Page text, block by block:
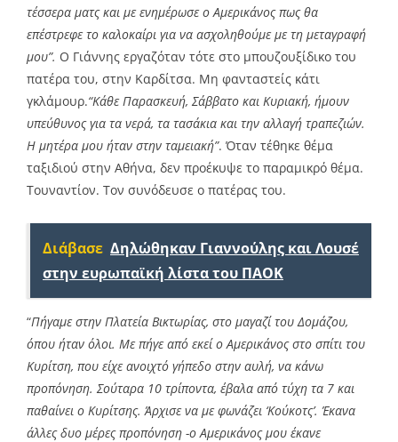
τέσσερα ματς και με ενημέρωσε ο Αμερικάνος πως θα
επέστρεφε το καλοκαίρι για να ασχοληθούμε με τη μεταγραφή
μου”. Ο Γιάννης εργαζόταν τότε στο μπουζουξίδικο του
πατέρα του, στην Καρδίτσα. Μη φανταστείς κάτι
γκλάμουρ.“Κάθε Παρασκευή, Σάββατο και Κυριακή, ήμουν
υπεύθυνος για τα νερά, τα τασάκια και την αλλαγή τραπεζιών.
Η μητέρα μου ήταν στην ταμειακή”. Όταν τέθηκε θέμα
ταξιδιού στην Αθήνα, δεν προέκυψε το παραμικρό θέμα.
Τουναντίον. Τον συνόδευσε ο πατέρας του.
Διάβασε Δηλώθηκαν Γιαννούλης και Λουσέ
στην ευρωπαϊκή λίστα του ΠΑΟΚ
“Πήγαμε στην Πλατεία Βικτωρίας, στο μαγαζί του Δομάζου,
όπου ήταν όλοι. Με πήγε από εκεί ο Αμερικάνος στο σπίτι του
Κυρίτση, που είχε ανοιχτό γήπεδο στην αυλή, να κάνω
προπόνηση. Σούταρα 10 τρίποντα, έβαλα από τύχη τα 7 και
παθαίνει ο Κυρίτσης. Άρχισε να με φωνάζει ‘Κούκοτς’. Έκανα
άλλες δυο μέρες προπόνηση -ο Αμερικάνος μου έκανε